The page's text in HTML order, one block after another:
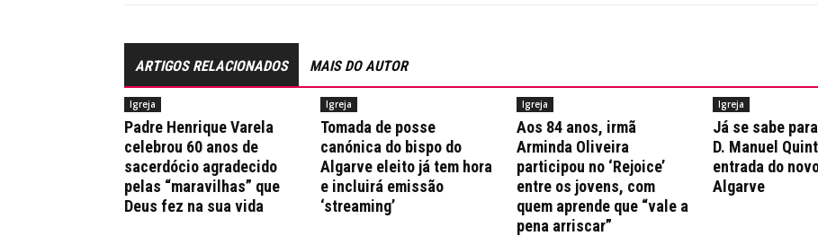
ARTIGOS RELACIONADOS MAIS DO AUTOR
Igreja
Padre Henrique Varela
celebrou 60 anos de
sacerdócio agradecido
pelas “maravilhas” que
Deus fez na sua vida
Igreja
Tomada de posse
canónica do bispo do
Algarve eleito já tem hora
e incluirá emissão
‘streaming’
Igreja
Aos 84 anos, irmã
Arminda Oliveira
participou no ‘Rejoice’
entre os jovens, com
quem aprende que “vale a
pena arriscar”
Igreja
Já se sabe
D. Manuel
entrada do
Algarve